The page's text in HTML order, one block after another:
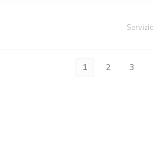
Servizio
1 2 3